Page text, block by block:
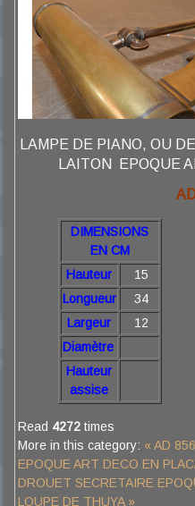
LAMPE DE PIANO, OU
LAITON EPOQUE
DIMENSIONS
EN CM
Hauteur
15
Longueur
34
Largeur
12
Diamètre
Hauteur
assise
Read 4272 times
More in this category: « AD
EPOQUE ART DECO EN
DROUET SECRETAIRE
LOUPE DE THUYA »